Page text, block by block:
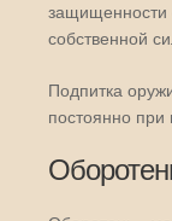
защищенности
собственной
Подпитка
постоянно при